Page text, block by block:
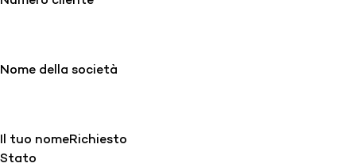
Nome della società
Il tuo nomeRichiesto
Stato